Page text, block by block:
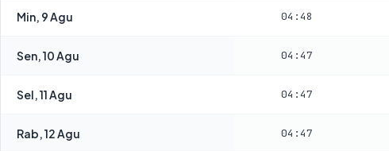
Min, 9 Agu 04:48
Sen, 10 Agu 04:47
Sel, 11 Agu 04:47
Rab, 12 Agu 04:47